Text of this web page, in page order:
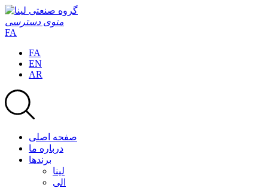
منوی دسترسی
FA
FA
EN
AR
صفحه اصلی
درباره ما
برندها
لینا
الی